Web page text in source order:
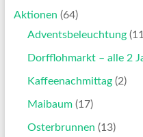
Aktionen (64)
Adventsbeleuchtung
Dorfflohmarkt – alle 2
Kaffeenachmittag(2)
Maibaum(17)
Osterbrunnen (13)